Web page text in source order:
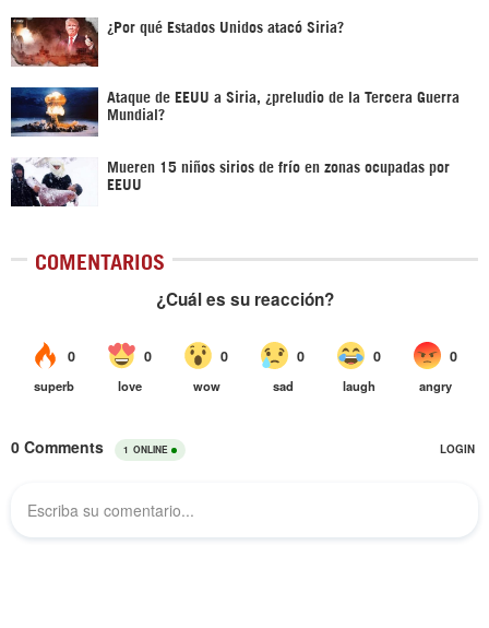
¿Por qué Estados Unidos atacó Siria?
Ataque de EEUU a Siria, ¿preludio de la Tercera Guerra
Mundial?
Mueren 15 niños sirios de frío en zonas ocupadas por
EEUU
COMENTARIOS